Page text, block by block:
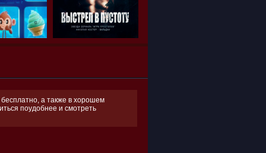
а также в хорошем
поудобнее и смотреть